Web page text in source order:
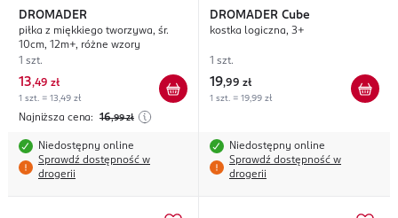
DROMADER
piłka z miękkiego tworzywa, śr.
10cm, 12m+, różne wzory
1 szt.
13,49 zł
1 szt. = 13,49 zł
Najniższa cena: 16,99 zł
Niedostępny online
Sprawdź dostępność w
drogerii
DROMADER Cube
kostka logiczna, 3+
1 szt.
19,99 zł
1 szt. = 19,99 zł
Niedostępny online
Sprawdź dostępność w
drogerii